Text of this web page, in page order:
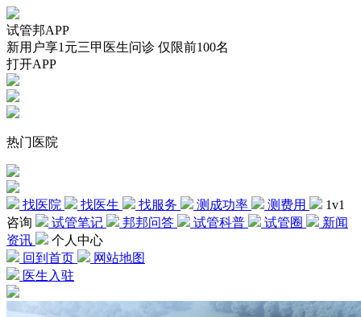
试管邦APP
新用户享1元三甲医生问诊 仅限前100名
打开APP
热门医院
找医院 找医生 找服务 测成功率 测费用
1v1
咨询
试管笔记 邦邦问答 试管科普 试管圈
新闻
资讯
个人中心
回到首页
网站地图
医生入驻